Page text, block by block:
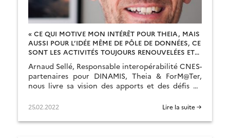
« CE QUI MOTIVE MON INTÉRÊT POUR THEIA, MAIS
AUSSI POUR L’IDÉE MÊME DE PÔLE DE DONNÉES, CE
SONT LES ACTIVITÉS TOUJOURS RENOUVELÉES ET
Arnaud Sellé, Responsable interopérabilité CNES-
partenaires pour DINAMIS, Theia & ForM@Ter,
nous livre sa vision des apports et des défis du
25.02.2022 Lire la suite →